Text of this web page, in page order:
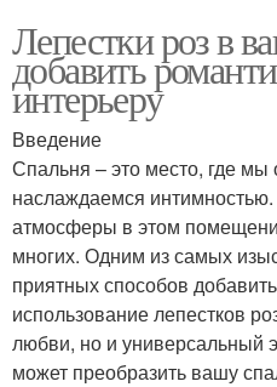
Лепестки роз в
добавить
интерьеру
Введение
Спальня – это место, где
наслаждаемся
атмосферы в этом
многих. Одним из самых
приятных способов
использование лепестков
любви, но и универсальный
может преобразить вашу